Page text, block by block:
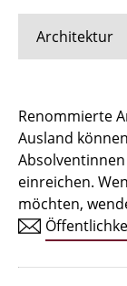
Architektur
Bachelor
Bachelor
Renommierte
Ausland
einreichen.
möchten,